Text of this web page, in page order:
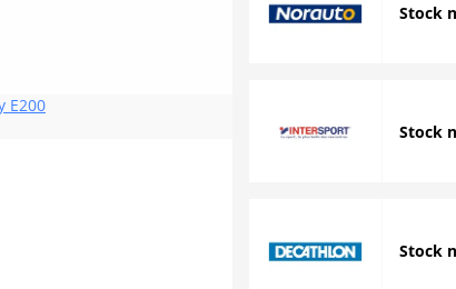
Stock
Stock
Stock
E200